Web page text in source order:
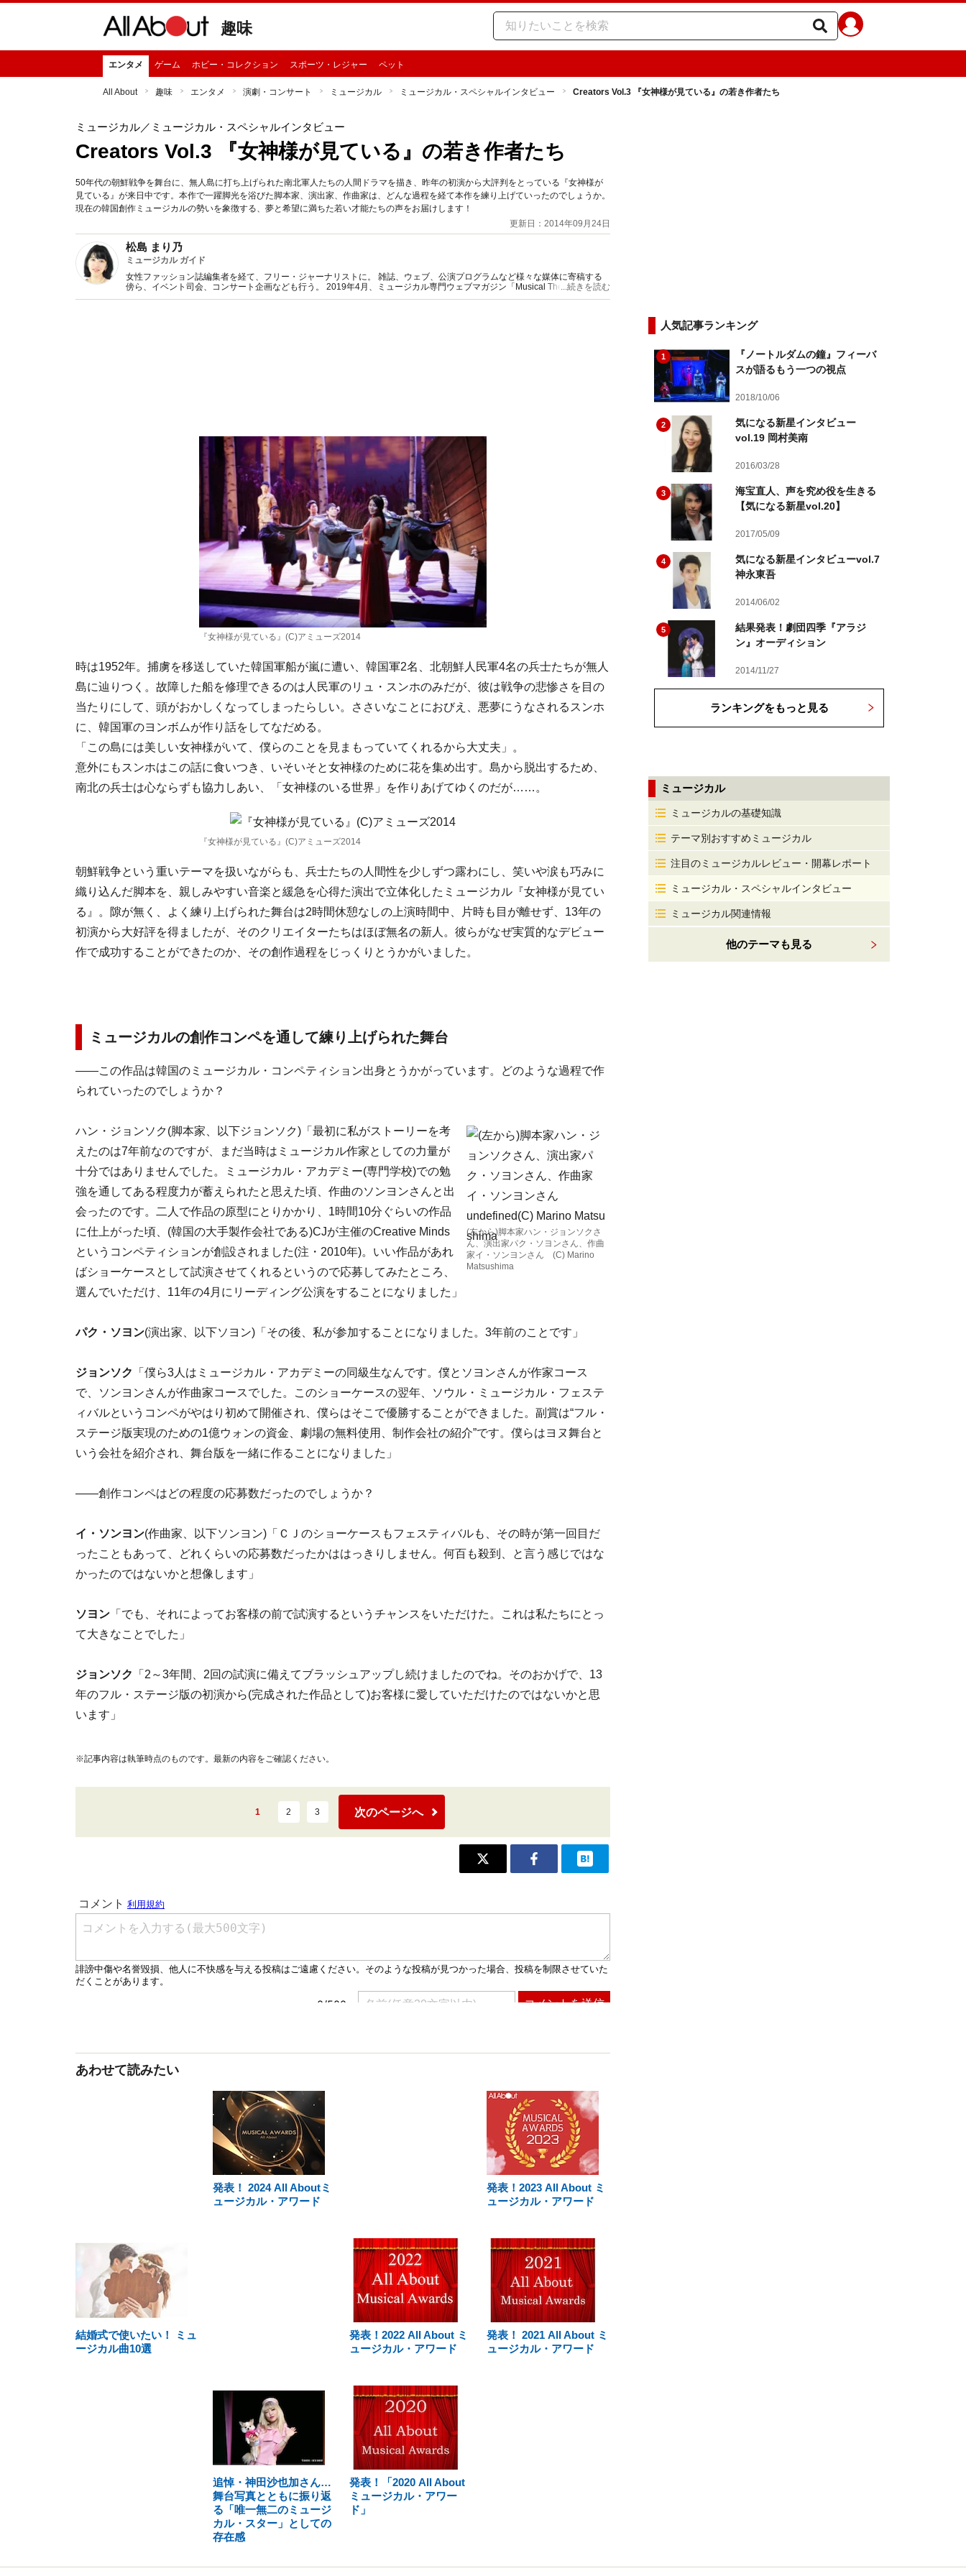
趣味
エンタメ ゲーム ホビー・コレクション スポーツ・レジャー ペット
All About 趣味 エンタメ 演劇・コンサート ミュージカル ミュージカル・スペシャルインタビュー Creators Vol.3 『女神様が見ている』の若き作者たち
ミュージカル／ミュージカル・スペシャルインタビュー
Creators Vol.3 『女神様が見ている』の若き作者たち
50年代の朝鮮戦争を舞台に、無人島に打ち上げられた南北軍人たちの人間ドラマを描き、昨年の初演から大評判をとっている『女神様が
見ている』が来日中です。本作で一躍脚光を浴びた脚本家、演出家、作曲家は、どんな過程を経て本作を練り上げていったのでしょうか。
現在の韓国創作ミュージカルの勢いを象徴する、夢と希望に満ちた若い才能たちの声をお届けします！
更新日：2014年09月24日
松島 まり乃
ミュージカル ガイド
女性ファッション誌編集者を経て、フリー・ジャーナリストに。 雑誌、ウェブ、公演プログラムなど様々な媒体に寄稿する
傍ら、イベント司会、コンサート企画なども行う。 2019年4月、ミュージカル専門ウェブマガジン「Musical Theater
Japan」をスタート。
...続きを読む
『女神様が見ている』(C)アミューズ2014
時は1952年。捕虜を移送していた韓国軍船が嵐に遭い、韓国軍2名、北朝鮮人民軍4名の兵士たちが無人
島に辿りつく。故障した船を修理できるのは人民軍のリュ・スンホのみだが、彼は戦争の悲惨さを目の
当たりにして、頭がおかしくなってしまったらしい。ささいなことにおびえ、悪夢にうなされるスンホ
に、韓国軍のヨンボムが作り話をしてなだめる。
「この島には美しい女神様がいて、僕らのことを見まもっていてくれるから大丈夫」。
意外にもスンホはこの話に食いつき、いそいそと女神様のために花を集め出す。島から脱出するため、
南北の兵士は心ならずも協力しあい、「女神様のいる世界」を作りあげてゆくのだが……。
『女神様が見ている』(C)アミューズ2014
朝鮮戦争という重いテーマを扱いながらも、兵士たちの人間性を少しずつ露わにし、笑いや涙も巧みに
織り込んだ脚本を、親しみやすい音楽と緩急を心得た演出で立体化したミュージカル『女神様が見てい
る』。隙が無く、よく練り上げられた舞台は2時間休憩なしの上演時間中、片時も目が離せず、13年の
初演から大好評を得ましたが、そのクリエイターたちはほぼ無名の新人。彼らがなぜ実質的なデビュー
作で成功することができたのか、その創作過程をじっくりとうかがいました。
ミュージカルの創作コンペを通して練り上げられた舞台
――この作品は韓国のミュージカル・コンペティション出身とうかがっています。どのような過程で作
られていったのでしょうか？
(左から)脚本家ハン・ジョンソクさ
ん、演出家パク・ソヨンさん、作曲
家イ・ソンヨンさん (C) Marino
Matsushima
ハン・ジョンソク(脚本家、以下ジョンソク)「最初に私がストーリーを考
えたのは7年前なのですが、まだ当時はミュージカル作家としての力量が
十分ではありませんでした。ミュージカル・アカデミー(専門学校)での勉
強を通してある程度力が蓄えられたと思えた頃、作曲のソンヨンさんと出
会ったのです。二人で作品の原型にとりかかり、1時間10分ぐらいの作品
に仕上がった頃、(韓国の大手製作会社である)CJが主催のCreative Minds
というコンペティションが創設されました(注・2010年)。いい作品があれ
ばショーケースとして試演させてくれるというので応募してみたところ、
選んでいただけ、11年の4月にリーディング公演をすることになりました」
パク・ソヨン(演出家、以下ソヨン)「その後、私が参加することになりました。3年前のことです」
ジョンソク
「僕ら3人はミュージカル・アカデミーの同級生なんです。僕とソヨンさんが作家コース
で、ソンヨンさんが作曲家コースでした。このショーケースの翌年、ソウル・ミュージカル・フェステ
ィバルというコンペがやはり初めて開催され、僕らはそこで優勝することができました。副賞は“フル・
ステージ版実現のための1億ウォンの資金、劇場の無料使用、制作会社の紹介”です。僕らはヨヌ舞台と
いう会社を紹介され、舞台版を一緒に作ることになりました」
――創作コンペはどの程度の応募数だったのでしょうか？
イ・ソンヨン(作曲家、以下ソンヨン)「ＣＪのショーケースもフェスティバルも、その時が第一回目だ
ったこともあって、どれくらいの応募数だったかははっきりしません。何百も殺到、と言う感じではな
かったのではないかと想像します」
ソヨン 「でも、それによってお客様の前で試演するというチャンスをいただけた。これは私たちにとっ
て大きなことでした」
ジョンソク
「2～3年間、2回の試演に備えてブラッシュアップし続けましたのでね。そのおかげで、13
年のフル・ステージ版の初演から(完成された作品として)お客様に愛していただけたのではないかと思
います」
※記事内容は執筆時点のものです。最新の内容をご確認ください。
1 2 3 次のページへ
あわせて読みたい
発表！ 2024 All Aboutミ
ュージカル・アワード
発表！2023 All About ミ
ュージカル・アワード
結婚式で使いたい！ ミュ
ージカル曲10選
発表！2022 All About ミ
ュージカル・アワード
発表！ 2021 All About ミ
ュージカル・アワード
追悼・神田沙也加さん…
舞台写真とともに振り返
る「唯一無二のミュージ
カル・スター」としての
存在感
発表！「2020 All About
ミュージカル・アワー
ド」
人気記事ランキング
1
『ノートルダムの鐘』フィーバ
スが語るもう一つの視点
2018/10/06
2
気になる新星インタビュー
vol.19 岡村美南
2016/03/28
3
海宝直人、声を究め役を生きる
【気になる新星vol.20】
2017/05/09
4
気になる新星インタビューvol.7
神永東吾
2014/06/02
5
結果発表！劇団四季『アラジ
ン』オーディション
2014/11/27
ランキングをもっと見る
ミュージカル
ミュージカルの基礎知識
テーマ別おすすめミュージカル
注目のミュージカルレビュー・開幕レポート
ミュージカル・スペシャルインタビュー
ミュージカル関連情報
他のテーマも見る